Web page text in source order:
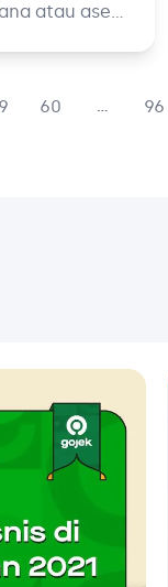
atau aset
60 ... 96